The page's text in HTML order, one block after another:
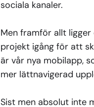
sociala kanaler.
Men framför allt
projekt igång för att
är vår nya mobilapp,
mer lättnavigerad
Sist men absolut inte